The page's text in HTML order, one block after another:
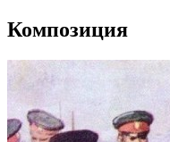
Композиция